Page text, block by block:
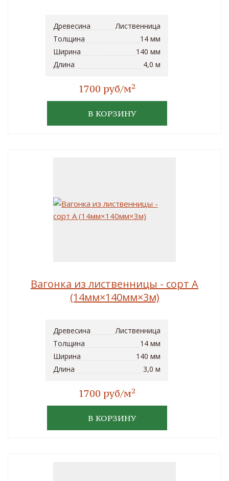
Древесина
Лиственница
Толщина
14 мм
Ширина
140 мм
Длина
4,0 м
1700 руб/м2
В КОРЗИНУ
Вагонка из лиственницы - сорт A
(14мм×140мм×3м)
Древесина
Лиственница
Толщина
14 мм
Ширина
140 мм
Длина
3,0 м
1700 руб/м2
В КОРЗИНУ